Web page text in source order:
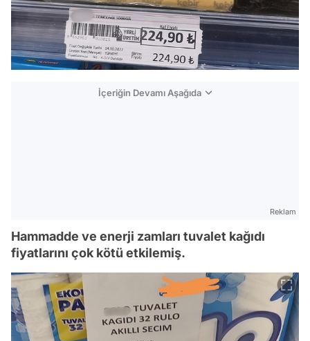
İçeriğin Devamı Aşağıda
Reklam
Hammadde ve enerji zamları tuvalet kağıdı
fiyatlarını çok kötü etkilemiş.